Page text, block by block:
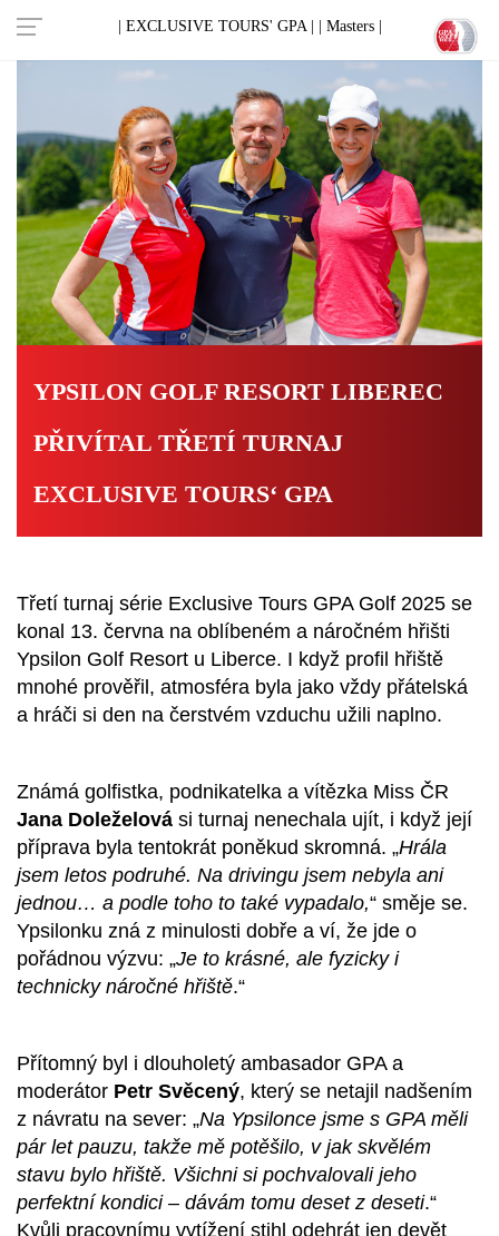
| EXCLUSIVE TOURS' GPA | | Masters |
YPSILON GOLF RESORT LIBEREC
PŘIVÍTAL TŘETÍ TURNAJ
EXCLUSIVE TOURS‘ GPA
Třetí turnaj série Exclusive Tours GPA Golf 2025 se
konal 13. června na oblíbeném a náročném hřišti
Ypsilon Golf Resort u Liberce. I když profil hřiště
mnohé prověřil, atmosféra byla jako vždy přátelská
a hráči si den na čerstvém vzduchu užili naplno.
Známá golfistka, podnikatelka a vítězka Miss ČR
Jana Doleželová si turnaj nenechala ujít, i když její
příprava byla tentokrát poněkud skromná. „Hrála
jsem letos podruhé. Na drivingu jsem nebyla ani
jednou… a podle toho to také vypadalo,“ směje se.
Ypsilonku zná z minulosti dobře a ví, že jde o
pořádnou výzvu: „Je to krásné, ale fyzicky i
technicky náročné hřiště.“
Přítomný byl i dlouholetý ambasador GPA a
moderátor Petr Svěcený, který se netajil nadšením
z návratu na sever: „Na Ypsilonce jsme s GPA měli
pár let pauzu, takže mě potěšilo, v jak skvělém
stavu bylo hřiště. Všichni si pochvalovali jeho
perfektní kondici – dávám tomu deset z deseti.“
Kvůli pracovnímu vytížení stihl odehrát jen devět